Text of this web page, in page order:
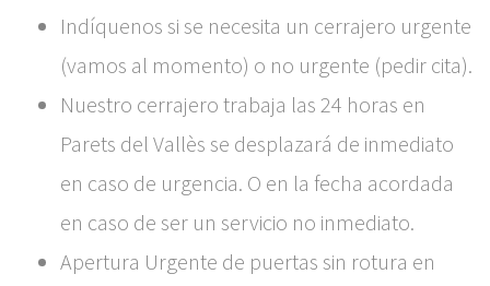
Indíquenos si se necesita un cerrajero urgente
(vamos al momento) o no urgente (pedir cita).
Nuestro cerrajero trabaja las 24 horas en
Parets del Vallès se desplazará de inmediato
en caso de urgencia. O en la fecha acordada
en caso de ser un servicio no inmediato.
Apertura Urgente de puertas sin rotura en